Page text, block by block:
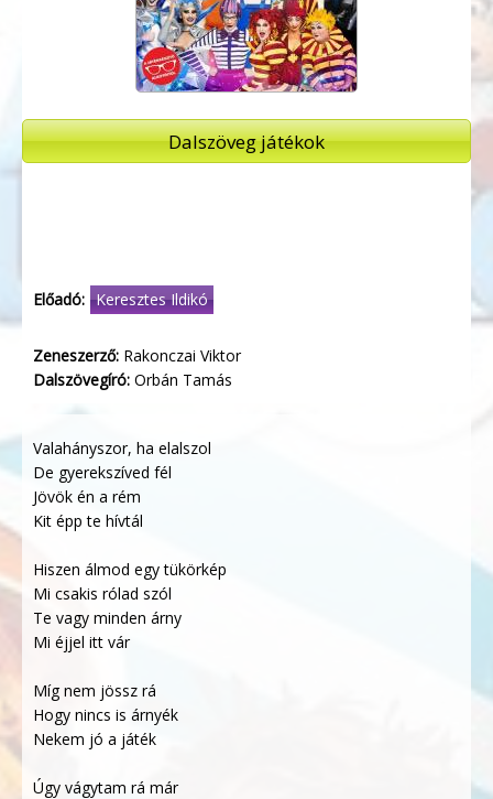
Dalszöveg játékok
Előadó: Keresztes Ildikó
Zeneszerző: Rakonczai Viktor
Dalszövegíró: Orbán Tamás
Valahányszor, ha elalszol
De gyerekszíved fél
Jövök én a rém
Kit épp te hívtál
Hiszen álmod egy tükörkép
Mi csakis rólad szól
Te vagy minden árny
Mi éjjel itt vár
Míg nem jössz rá
Hogy nincs is árnyék
Nekem jó a játék
Úgy vágytam rá már